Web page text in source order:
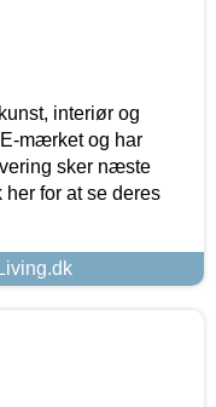
interiør og
mærket og har
sker næste
for at se deres